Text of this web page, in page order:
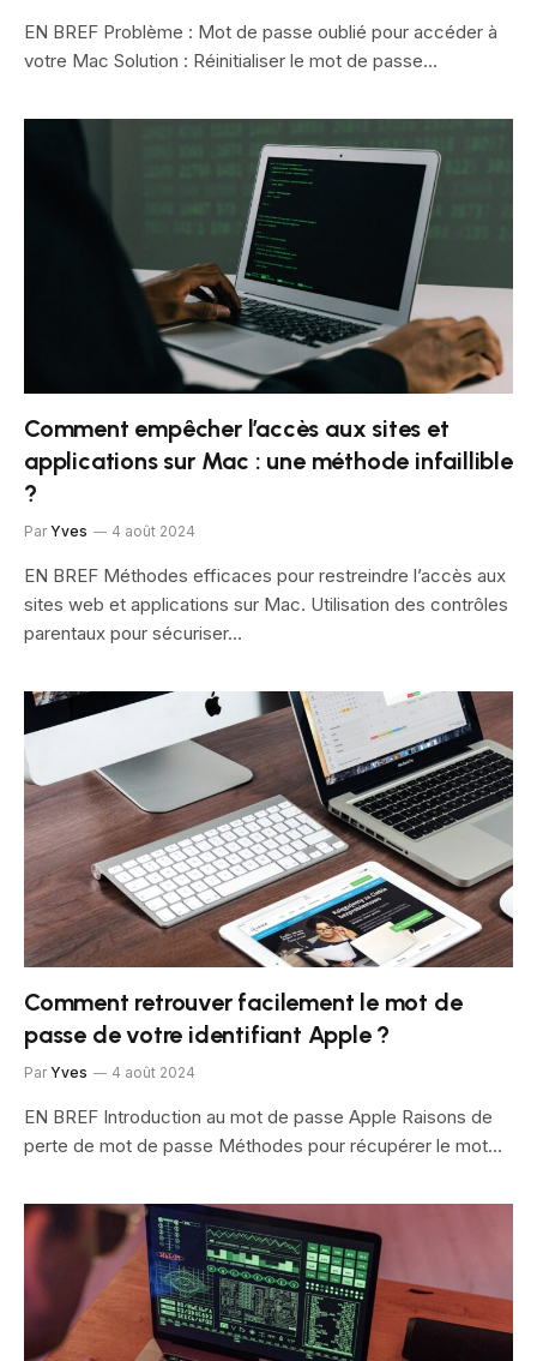
EN BREF Problème : Mot de passe oublié pour accéder à
votre Mac Solution : Réinitialiser le mot de passe…
Comment empêcher l’accès aux sites et
applications sur Mac : une méthode infaillible
?
Par Yves 4 août 2024
EN BREF Méthodes efficaces pour restreindre l’accès aux
sites web et applications sur Mac. Utilisation des contrôles
parentaux pour sécuriser…
Comment retrouver facilement le mot de
passe de votre identifiant Apple ?
Par Yves 4 août 2024
EN BREF Introduction au mot de passe Apple Raisons de
perte de mot de passe Méthodes pour récupérer le mot…